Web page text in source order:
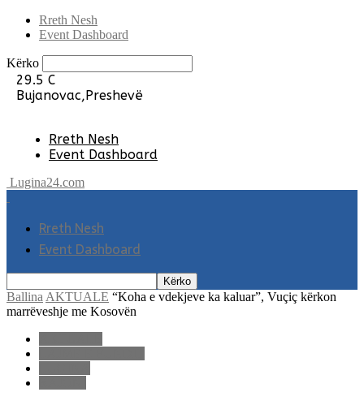
Rreth Nesh
Event Dashboard
Kërko
29.5 C
Bujanovac,Preshevë
Rreth Nesh
Event Dashboard
Lugina24.com
Rreth Nesh
Event Dashboard
Ballina AKTUALE “Koha e vdekjeve ka kaluar”, Vuçiç kërkon
marrëveshje me Kosovën